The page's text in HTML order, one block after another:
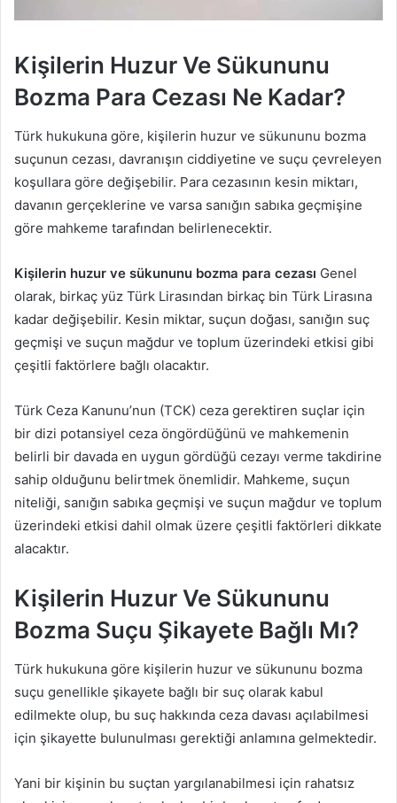
Kişilerin Huzur Ve Sükununu
Bozma Para Cezası Ne Kadar?
Türk hukukuna göre, kişilerin huzur ve sükununu bozma
suçunun cezası, davranışın ciddiyetine ve suçu çevreleyen
koşullara göre değişebilir. Para cezasının kesin miktarı,
davanın gerçeklerine ve varsa sanığın sabıka geçmişine
göre mahkeme tarafından belirlenecektir.
Kişilerin huzur ve sükununu bozma para cezası Genel
olarak, birkaç yüz Türk Lirasından birkaç bin Türk Lirasına
kadar değişebilir. Kesin miktar, suçun doğası, sanığın suç
geçmişi ve suçun mağdur ve toplum üzerindeki etkisi gibi
çeşitli faktörlere bağlı olacaktır.
Türk Ceza Kanunu’nun (TCK) ceza gerektiren suçlar için
bir dizi potansiyel ceza öngördüğünü ve mahkemenin
belirli bir davada en uygun gördüğü cezayı verme takdirine
sahip olduğunu belirtmek önemlidir. Mahkeme, suçun
niteliği, sanığın sabıka geçmişi ve suçun mağdur ve toplum
üzerindeki etkisi dahil olmak üzere çeşitli faktörleri dikkate
alacaktır.
Kişilerin Huzur Ve Sükununu
Bozma Suçu Şikayete Bağlı Mı?
Türk hukukuna göre kişilerin huzur ve sükununu bozma
suçu genellikle şikayete bağlı bir suç olarak kabul
edilmekte olup, bu suç hakkında ceza davası açılabilmesi
için şikayette bulunulması gerektiği anlamına gelmektedir.
Yani bir kişinin bu suçtan yargılanabilmesi için rahatsız